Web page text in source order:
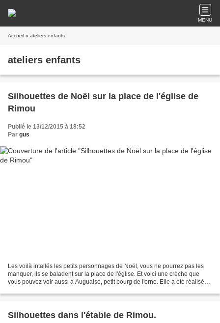
MENU
Accueil » ateliers enfants
ateliers enfants
Silhouettes de Noël sur la place de l'église de
Rimou
Publié le 13/12/2015 à 18:52
Par gus
Les voilà intallés les petits personnages de Noël, vous ne pourrez pas les
manquer, ils se baladent sur la place de l'église. Et voici une crèche que
vous pouvez voir aussi à Auguaise, petit bourg de l'orne. Elle a été réalisée
Silhouettes dans l'étable de Rimou.